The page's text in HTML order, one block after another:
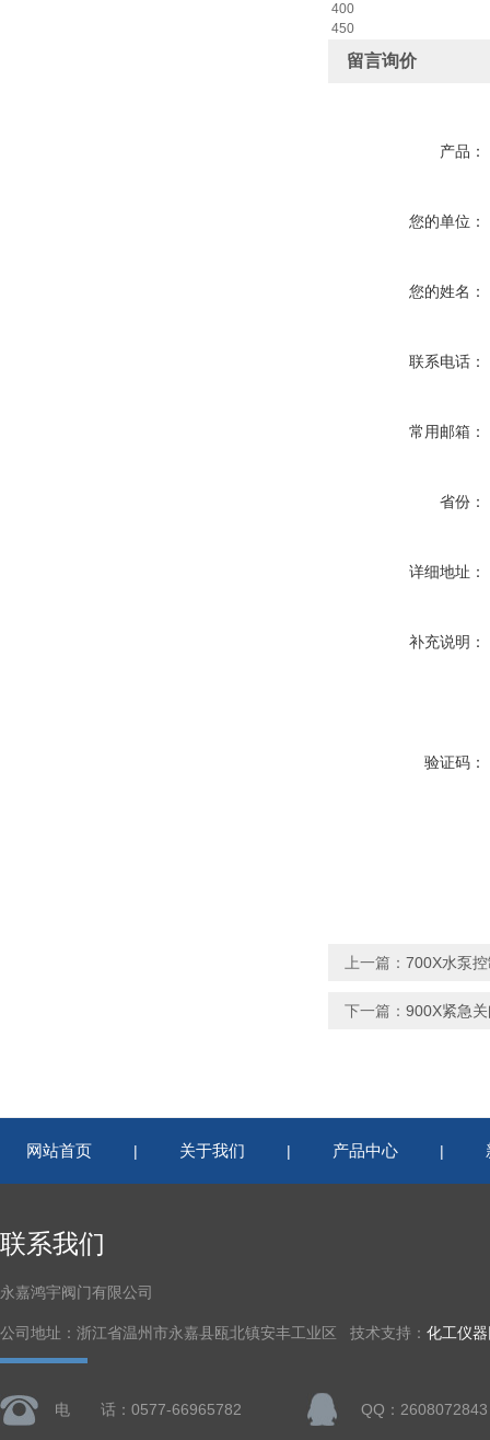
400
450
留言询价
产品：
您的单位：
您的姓名：
联系电话：
常用邮箱：
省份：
详细地址：
补充说明：
验证码：
上一篇： 700X水泵
下一篇： 900X紧急
网站首页 | 关于我们 | 产品中心 |
联系我们
永嘉鸿宇阀门有限公司
公司地址：浙江省温州市永嘉县瓯北镇安丰工业区 技术支持： 化工仪
电 话：0577-66965782 QQ：2608072843